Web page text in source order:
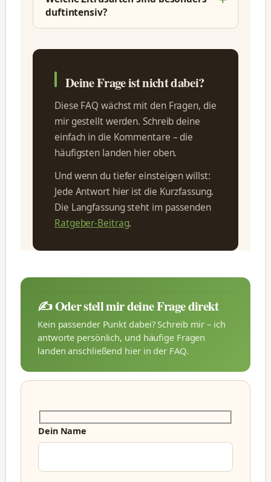
duftintensiv?
Deine Frage ist nicht dabei?
Diese FAQ wächst mit den Fragen, die
mir gestellt werden. Schreib deine
einfach in die Kommentare – die
häufigsten landen hier oben.
Und wenn du tiefer einsteigen willst:
Jede Antwort hier ist die Kurzfassung.
Die Langfassung steht im passenden
Ratgeber-Beitrag.
✍️ Oder stell mir deine Frage direkt
Kein passender Punkt dabei? Schreib mir – ich
antworte persönlich, und häufige Fragen
landen anschließend hier in der FAQ.
Dein Name